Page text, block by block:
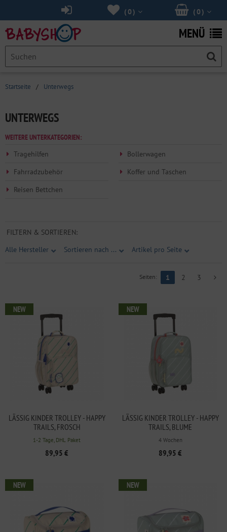
(0 )
(0 )
MENÜ
Startseite / Unterwegs
UNTERWEGS
WEITERE UNTERKATEGORIEN:
Tragehilfen
Bollerwagen
Fahrradzubehör
Koffer und Taschen
Reisen Bettchen
FILTERN & SORTIEREN:
Alle Hersteller
Sortieren nach ... Artikel pro Seite
Seiten: 1 2 3
LÄSSIG KINDER TROLLEY - HAPPY
TRAILS, FROSCH
1-2 Tage, DHL Paket
89,95 €
NEW
LÄSSIG KINDER TROLLEY - HAPPY
TRAILS, BLUME
4 Wochen
89,95 €
NEW
NEW NEW